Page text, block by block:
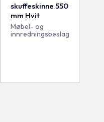
skuffeskinne 550
mm Hvit
Møbel- og
innredningsbeslag